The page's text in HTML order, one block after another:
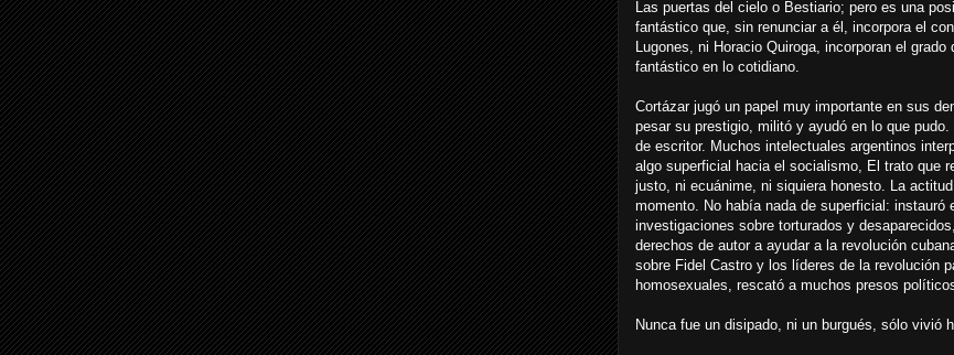
Las puertas del cielo o Bestiario; pero es una
fantástico que, sin renunciar a él, incorpora el
Lugones, ni Horacio Quiroga, incorporan el
fantástico en lo cotidiano.
Cortázar jugó un papel muy importante en sus
pesar su prestigio, militó y ayudó en lo que
de escritor. Muchos intelectuales argentinos
algo superficial hacia el socialismo, El trato que
justo, ni ecuánime, ni siquiera honesto. La
momento. No había nada de superficial:
investigaciones sobre torturados y
derechos de autor a ayudar a la revolución
sobre Fidel Castro y los líderes de la revolución
homosexuales, rescató a muchos presos
Nunca fue un disipado, ni un burgués, sólo vivió